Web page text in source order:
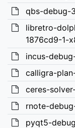
qbs-debug-
libretro-
1876cd9-1-
incus-
calligra-
ceres-
rnote-
pyqt5-